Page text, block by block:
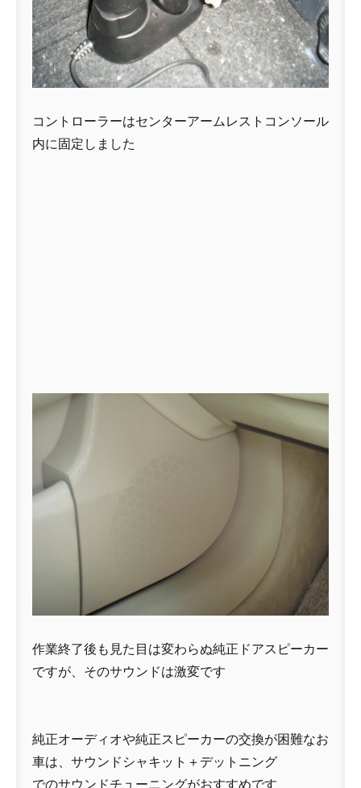
コントローラーはセンターアームレストコンソール
内に固定しました
作業終了後も見た目は変わらぬ純正ドアスピーカー
ですが、そのサウンドは激変です
純正オーディオや純正スピーカーの交換が困難なお
車は、サウンドシャキット＋デットニング
でのサウンドチューニングがおすすめです